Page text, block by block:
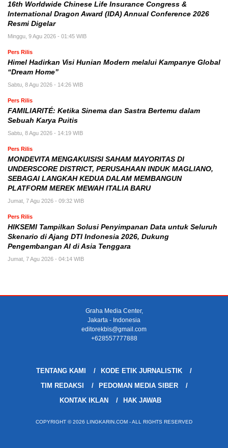
16th Worldwide Chinese Life Insurance Congress &
International Dragon Award (IDA) Annual Conference 2026
Resmi Digelar
Minggu, 9 Agu 2026 - 01:45 WIB
Pers Rilis
Himel Hadirkan Visi Hunian Modern melalui Kampanye Global
“Dream Home”
Sabtu, 8 Agu 2026 - 14:26 WIB
Pers Rilis
FAMILIARITÉ: Ketika Sinema dan Sastra Bertemu dalam
Sebuah Karya Puitis
Sabtu, 8 Agu 2026 - 14:19 WIB
Pers Rilis
MONDEVITA MENGAKUISISI SAHAM MAYORITAS DI
UNDERSCORE DISTRICT, PERUSAHAAN INDUK MAGLIANO,
SEBAGAI LANGKAH KEDUA DALAM MEMBANGUN
PLATFORM MEREK MEWAH ITALIA BARU
Jumat, 7 Agu 2026 - 09:32 WIB
Pers Rilis
HIKSEMI Tampilkan Solusi Penyimpanan Data untuk Seluruh
Skenario di Ajang DTI Indonesia 2026, Dukung
Pengembangan AI di Asia Tenggara
Jumat, 7 Agu 2026 - 04:14 WIB
Graha Media Center,
Jakarta - Indonesia
editorekbis@gmail.com
+628557777888
TENTANG KAMI
KODE ETIK JURNALISTIK
TIM REDAKSI
PEDOMAN MEDIA SIBER
KONTAK IKLAN
HAK JAWAB
COPYRIGHT © 2026 LINGKARIN.COM - ALL RIGHTS RESERVED